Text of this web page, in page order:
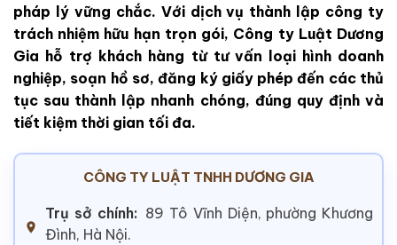
pháp lý vững chắc. Với dịch vụ thành lập công ty
trách nhiệm hữu hạn trọn gói, Công ty Luật Dương
Gia hỗ trợ khách hàng từ tư vấn loại hình doanh
nghiệp, soạn hồ sơ, đăng ký giấy phép đến các thủ
tục sau thành lập nhanh chóng, đúng quy định và
tiết kiệm thời gian tối đa.
CÔNG TY LUẬT TNHH DƯƠNG GIA
Trụ sở chính: 89 Tô Vĩnh Diện, phường Khương
Đình, Hà Nội.